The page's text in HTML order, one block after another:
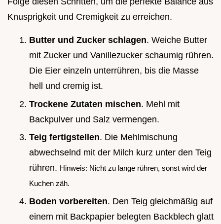
Knusprigkeit und Cremigkeit zu erreichen.
Butter und Zucker schlagen. Weiche Butter
mit Zucker und Vanillezucker schaumig rühren.
Die Eier einzeln unterrühren, bis die Masse
hell und cremig ist.
Trockene Zutaten mischen. Mehl mit
Backpulver und Salz vermengen.
Teig fertigstellen. Die Mehlmischung
abwechselnd mit der Milch kurz unter den Teig
rühren. Hinweis: Nicht zu lange rühren, sonst wird der
Kuchen zäh.
Boden vorbereiten. Den Teig gleichmäßig auf
einem mit Backpapier belegten Backblech glatt